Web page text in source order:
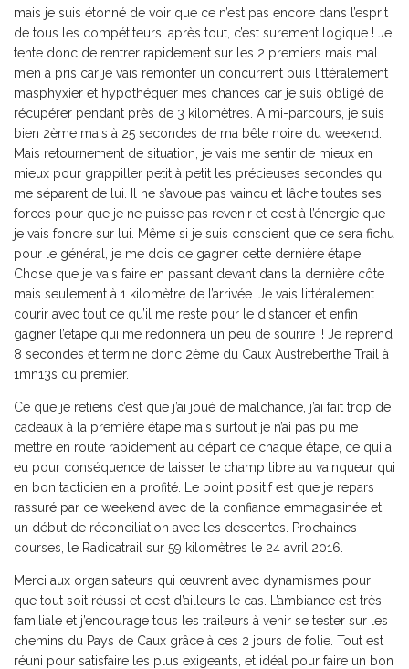
mais je suis étonné de voir que ce n’est pas encore dans l’esprit
de tous les compétiteurs, après tout, c’est surement logique ! Je
tente donc de rentrer rapidement sur les 2 premiers mais mal
m’en a pris car je vais remonter un concurrent puis littéralement
m’asphyxier et hypothéquer mes chances car je suis obligé de
récupérer pendant près de 3 kilomètres. A mi-parcours, je suis
bien 2ème mais à 25 secondes de ma bête noire du weekend.
Mais retournement de situation, je vais me sentir de mieux en
mieux pour grappiller petit à petit les précieuses secondes qui
me séparent de lui. Il ne s’avoue pas vaincu et lâche toutes ses
forces pour que je ne puisse pas revenir et c’est à l’énergie que
je vais fondre sur lui. Même si je suis conscient que ce sera fichu
pour le général, je me dois de gagner cette dernière étape.
Chose que je vais faire en passant devant dans la dernière côte
mais seulement à 1 kilomètre de l’arrivée. Je vais littéralement
courir avec tout ce qu’il me reste pour le distancer et enfin
gagner l’étape qui me redonnera un peu de sourire !! Je reprend
8 secondes et termine donc 2ème du Caux Austreberthe Trail à
1mn13s du premier.
Ce que je retiens c’est que j’ai joué de malchance, j’ai fait trop de
cadeaux à la première étape mais surtout je n’ai pas pu me
mettre en route rapidement au départ de chaque étape, ce qui a
eu pour conséquence de laisser le champ libre au vainqueur qui
en bon tacticien en a profité. Le point positif est que je repars
rassuré par ce weekend avec de la confiance emmagasinée et
un début de réconciliation avec les descentes. Prochaines
courses, le Radicatrail sur 59 kilomètres le 24 avril 2016.
Merci aux organisateurs qui œuvrent avec dynamismes pour
que tout soit réussi et c’est d’ailleurs le cas. L’ambiance est très
familiale et j’encourage tous les traileurs à venir se tester sur les
chemins du Pays de Caux grâce à ces 2 jours de folie. Tout est
réuni pour satisfaire les plus exigeants, et idéal pour faire un bon